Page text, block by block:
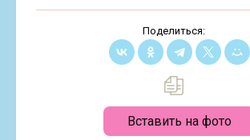
Поделиться:
Вставить на фото